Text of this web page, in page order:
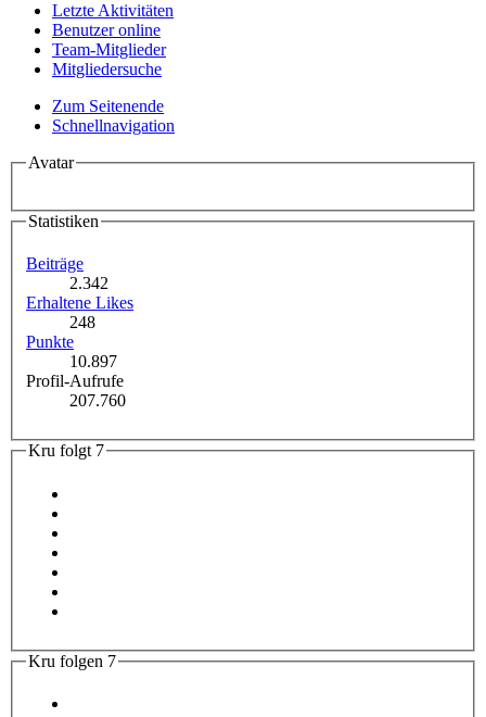
Letzte Aktivitäten
Benutzer online
Team-Mitglieder
Mitgliedersuche
Zum Seitenende
Schnellnavigation
Avatar
Statistiken
Beiträge
2.342
Erhaltene Likes
248
Punkte
10.897
Profil-Aufrufe
207.760
Kru folgt 7
Kru folgen 7